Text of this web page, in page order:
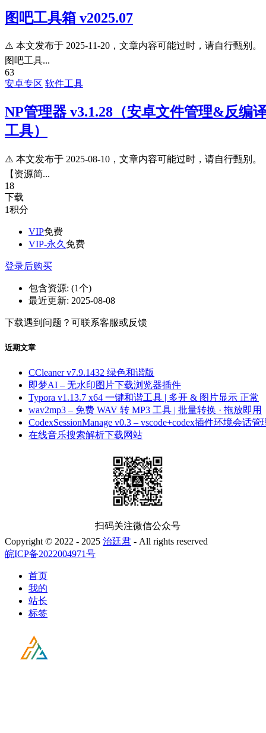
图吧工具箱 v2025.07
⚠️ 本文发布于 2025-11-20，文章内容可能过时，请自行甄别。
图吧工具...
63
安卓专区 软件工具
NP管理器 v3.1.28（安卓文件管理&反编
工具）
⚠️ 本文发布于 2025-08-10，文章内容可能过时，请自行甄别。
【资源简...
18
下载
1积分
VIP免费
VIP-永久 免费
登录后购买
包含资源: (1个)
最近更新: 2025-08-08
下载遇到问题？可联系客服或反馈
近期文章
CCleaner v7.9.1432 绿色和谐版
即梦AI – 无水印图片下载浏览器插件
Typora v1.13.7 x64 一键和谐工具 | 多开 & 图片显示 正常
wav2mp3 – 免费 WAV 转 MP3 工具 | 批量转换 · 拖放即用
CodexSessionManage v0.3 – vscode+codex插件环境会话管
在线音乐搜索解析下载网站
扫码关注微信公众号
Copyright © 2022 - 2025 治廷君 - All rights reserved
皖ICP备2022004971号
首页
我的
站长
标签